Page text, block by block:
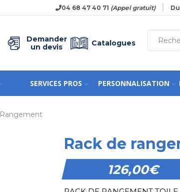
04 68 47 40 71 (Appel gratuit)
Demander
un devis
Catalogues
SERVICES PROS PERSONNALISATION
Rangement
Rack de
126,00€